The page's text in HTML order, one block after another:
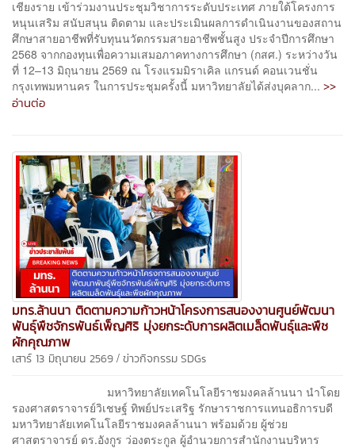
เชียงราย เข้าร่วมงานประชุมวิชาการระดับประเทศ ภายใต้โครงการ
หนุนเสริม สนับสนุน ติดตาม และประเมินผลการดำเนินงานของสถาน
ศึกษาสายอาชีพที่รับทุนนวัตกรรมสายอาชีพชั้นสูง ประจำปีการศึกษา
2568 จากกองทุนเพื่อความเสมอภาคทางการศึกษา (กสศ.) ระหว่างวัน
ที่ 12–13 มิถุนายน 2569 ณ โรงแรมมิราเคิล แกรนด์ คอนเวนชั่น
กรุงเทพมหานคร ในการประชุมครั้งนี้ มหาวิทยาลัยได้ส่งบุคลาก... >>
อ่านต่อ
มทร.ล้านนา ติดตามความก้าวหน้าโครงการสนองงานศูนย์พัฒนา
พันธุ์พืชจักรพันธ์เพ็ญศิริ มุ่งยกระดับการผลิตเมล็ดพันธุ์และพืช
ผักคุณภาพ
เสาร์ 13 มิถุนายน 2569 / ข่าวกิจกรรมSDGs
มหาวิทยาลัยเทคโนโลยีราชมงคลล้านนา นำโดย
รองศาสตราจารย์วิเชษฐ์ ทิพย์ประเสริฐ รักษาราชการแทนอธิการบดี
มหาวิทยาลัยเทคโนโลยีราชมงคลล้านนา พร้อมด้วย ผู้ช่วย
ศาสตราจารย์ ดร.อังกูร ว่องตระกูล ผู้อำนวยการสำนักงานบริหาร